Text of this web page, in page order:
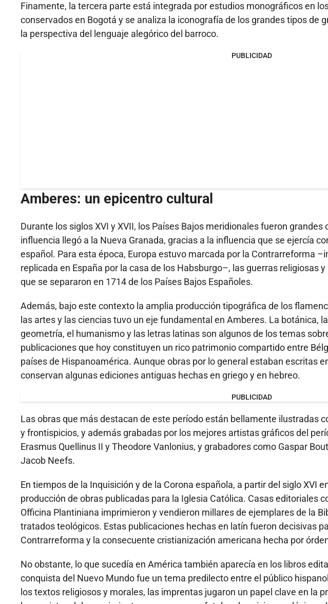
Finamente, la tercera parte está integrada por estudios monográficos en
conservados en Bogotá y se analiza la iconografía de los grandes tipos de
la perspectiva del lenguaje alegórico del barroco.
PUBLICIDAD
Amberes: un epicentro cultural
Durante los siglos XVI y XVII, los Países Bajos meridionales fueron
influencia llegó a la Nueva Granada, gracias a la influencia que se ejercía
español. Para esta época, Europa estuvo marcada por la Contrarreforma
replicada en España por la casa de los Habsburgo–, las guerras religiosas
que se separaron en 1714 de los Países Bajos Españoles.
Además, bajo este contexto la amplia producción tipográfica de los
las artes y las ciencias tuvo un eje fundamental en Amberes. La botánica,
geometría, el humanismo y las letras latinas son algunos de los temas
publicaciones que hoy constituyen un rico patrimonio compartido entre
países de Hispanoamérica. Aunque obras por lo general estaban escritas
conservan algunas ediciones antiguas hechas en griego y en hebreo.
PUBLICIDAD
Las obras que más destacan de este período están bellamente ilustradas
y frontispicios, y además grabadas por los mejores artistas gráficos del
Erasmus Quellinus II y Theodore Vanlonius, y grabadores como Gaspar
Jacob Neefs.
En tiempos de la Inquisición y de la Corona española, a partir del siglo XVI
producción de obras publicadas para la Iglesia Católica. Casas editoriales
Officina Plantiniana imprimieron y vendieron millares de ejemplares de la
tratados teológicos. Estas publicaciones hechas en latín fueron decisivas
Contrarreforma y la consecuente cristianización americana hecha por
No obstante, lo que sucedía en América también aparecía en los libros
conquista del Nuevo Mundo fue un tema predilecto entre el público
los textos religiosos y morales, las imprentas jugaron un papel clave en la